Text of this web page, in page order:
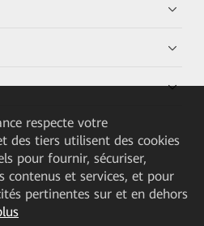
respecte votre
des tiers utilisent des cookies
pour fournir, sécuriser,
contenus et services, et pour
pertinentes sur et en dehors